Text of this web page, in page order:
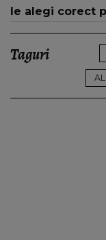
le alegi corect
Taguri